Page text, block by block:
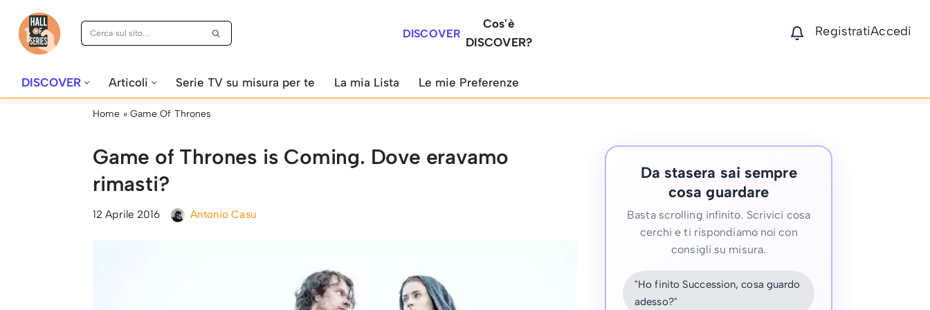
Vai
DISCOVER
Cos'è
DISCOVER?
RegistratiAccedi
DISCOVER Articoli Serie TV su misura per te La mia Lista Le mie Preferenze
Home » Game Of Thrones
Game of Thrones is Coming. Dove eravamo
rimasti?
12 Aprile 2016 Antonio Casu
Da stasera sai sempre
cosa guardare
Basta scrolling infinito. Scrivici cosa
cerchi e ti rispondiamo noi con
consigli su misura.
"Ho finito Succession, cosa guardo
adesso?"